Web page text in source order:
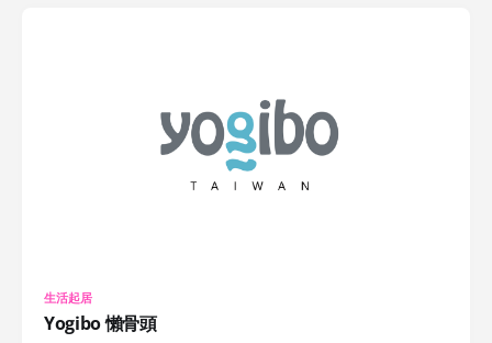
生活起居
Yogibo 懶骨頭